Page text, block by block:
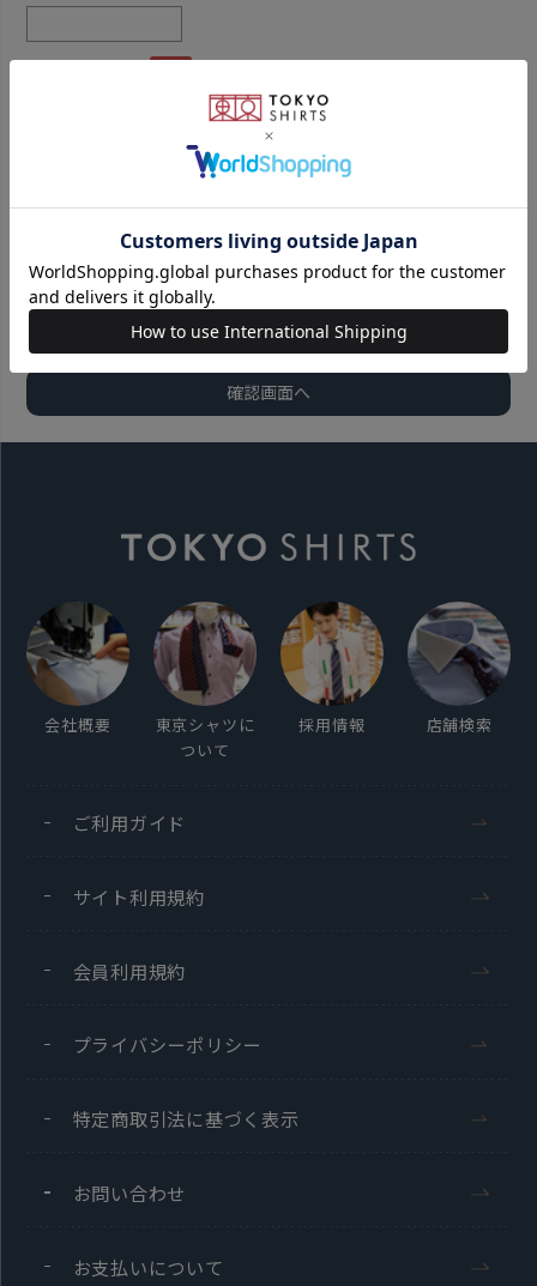
メールアドレス
会社概要
東京シャツに
ついて
採用情報 店舗検索
ご利用ガイド
サイト利用規約
会員利用規約
プライバシーポリシー
特定商取引法に基づく表示
お問い合わせ
お支払いについて